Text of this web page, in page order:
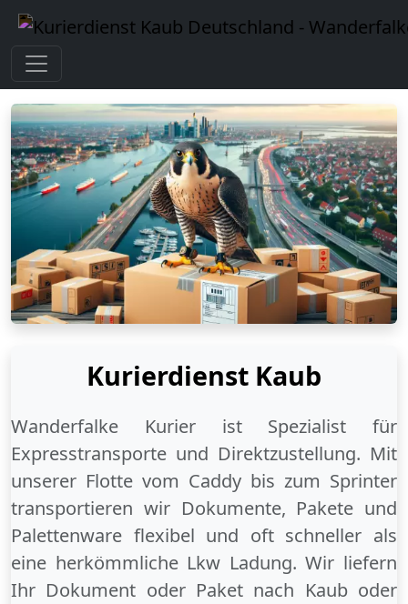
Kurierdienst Kaub
Wanderfalke Kurier ist Spezialist für
Expresstransporte und Direktzustellung. Mit
unserer Flotte vom Caddy bis zum Sprinter
transportieren wir Dokumente, Pakete und
Palettenware flexibel und oft schneller als
eine herkömmliche Lkw Ladung. Wir liefern
Ihr Dokument oder Paket nach Kauboder